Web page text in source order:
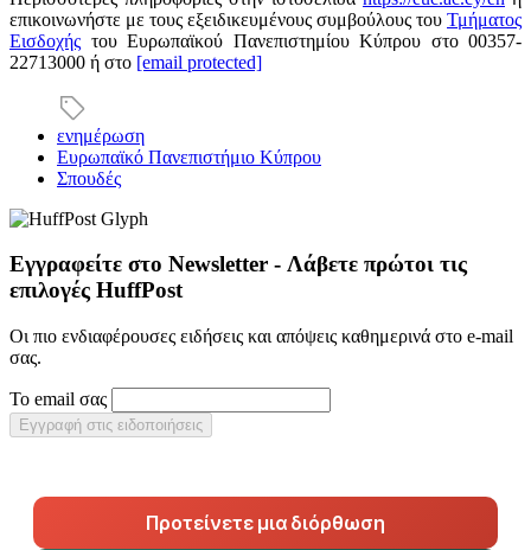
επικοινωνήστε με τους εξειδικευμένους συμβούλους του Τμήματος
Εισδοχής του Ευρωπαϊκού Πανεπιστημίου Κύπρου στο 00357-
22713000 ή στο [email protected]
ενημέρωση
Ευρωπαϊκό Πανεπιστήμιο Κύπρου
Σπουδές
Εγγραφείτε στο Newsletter - Λάβετε πρώτοι τις
επιλογές HuffPost
Οι πιο ενδιαφέρουσες ειδήσεις και απόψεις καθημερινά στο e-mail
σας.
Το email σας
Εγγραφή στις ειδοποιήσεις
Προτείνετε μια διόρθωση